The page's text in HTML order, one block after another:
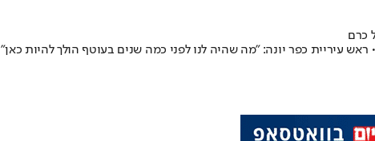
כרם
עיריית כפר יונה: "מה שהיה לנו לפני כמה שנים בעוטף הולך להיות כאן"